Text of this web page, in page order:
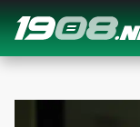
Navigation